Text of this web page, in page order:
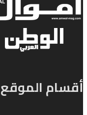
أقسام الموقع